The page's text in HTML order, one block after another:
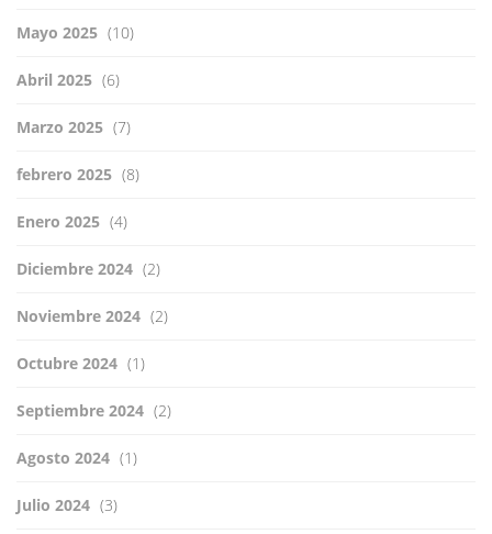
Mayo 2025 (10)
Abril 2025 (6)
Marzo 2025 (7)
febrero 2025 (8)
Enero 2025 (4)
Diciembre 2024 (2)
Noviembre 2024 (2)
Octubre 2024 (1)
Septiembre 2024 (2)
Agosto 2024 (1)
Julio 2024 (3)